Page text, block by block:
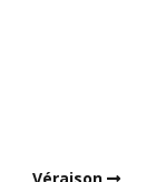
Véraison